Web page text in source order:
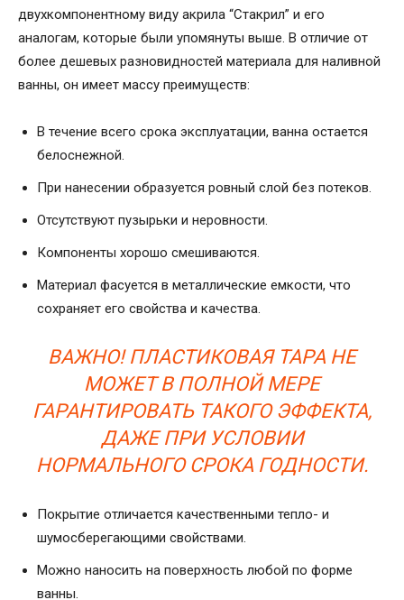
двухкомпонентному виду акрила “Стакрил” и его
аналогам, которые были упомянуты выше. В отличие от
более дешевых разновидностей материала для наливной
ванны, он имеет массу преимуществ:
В течение всего срока эксплуатации, ванна остается
белоснежной.
При нанесении образуется ровный слой без потеков.
Отсутствуют пузырьки и неровности.
Компоненты хорошо смешиваются.
Материал фасуется в металлические емкости, что
сохраняет его свойства и качества.
ВАЖНО! ПЛАСТИКОВАЯ ТАРА НЕ
МОЖЕТ В ПОЛНОЙ МЕРЕ
ГАРАНТИРОВАТЬ ТАКОГО ЭФФЕКТА,
ДАЖЕ ПРИ УСЛОВИИ
НОРМАЛЬНОГО СРОКА ГОДНОСТИ.
Покрытие отличается качественными тепло- и
шумосберегающими свойствами.
Можно наносить на поверхность любой по форме
ванны.